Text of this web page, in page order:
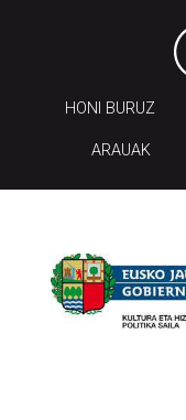
HONI BURUZ
ARAUAK